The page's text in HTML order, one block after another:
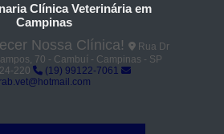
Clínica Veterinária em
Campinas
Nossa Clínica!
Rua Dr
70 - Cambuí - Campinas - SP
220
(19) 99122-7061
rab.vet@hotmail.com